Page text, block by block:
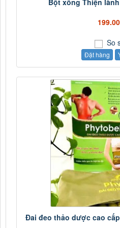
So
Đặt hàng
Đai đeo thảo dược cao